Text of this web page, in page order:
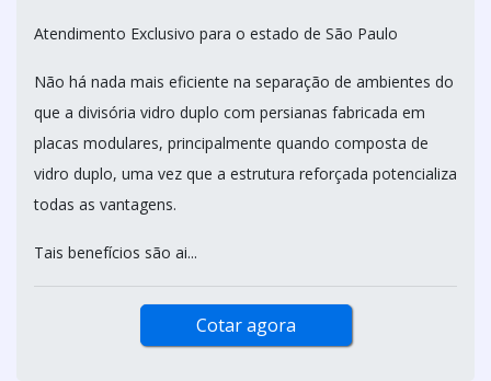
Atendimento Exclusivo para o estado de São Paulo
Não há nada mais eficiente na separação de ambientes do
que a divisória vidro duplo com persianas fabricada em
placas modulares, principalmente quando composta de
vidro duplo, uma vez que a estrutura reforçada potencializa
todas as vantagens.
Tais benefícios são ai...
Cotar agora